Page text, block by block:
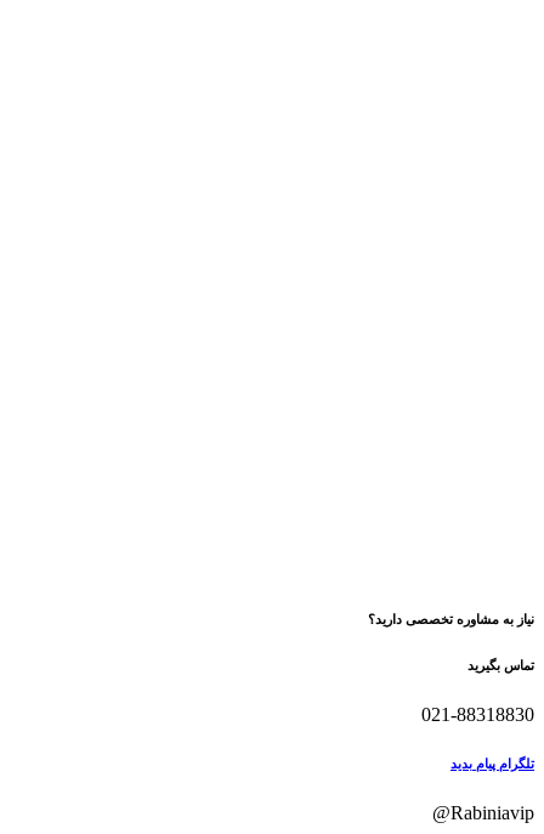
نیاز به مشاوره تخصصی دارید؟
تماس بگیرید
021-88318830
تلگرام پیام بدید
Rabiniavip@